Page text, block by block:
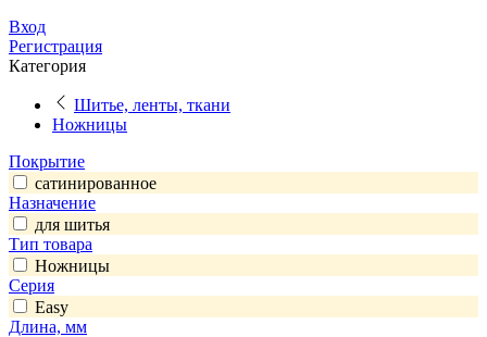
Вход
Регистрация
Категория
Шитье, ленты, ткани
Ножницы
Покрытие
сатинированное
Назначение
для шитья
Тип товара
Ножницы
Серия
Easy
Длина, мм